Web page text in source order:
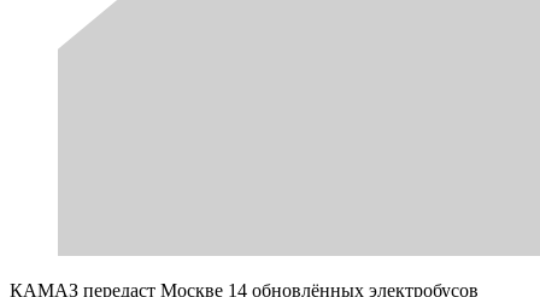
КАМАЗ передаст Москве 14 обновлённых электробусов